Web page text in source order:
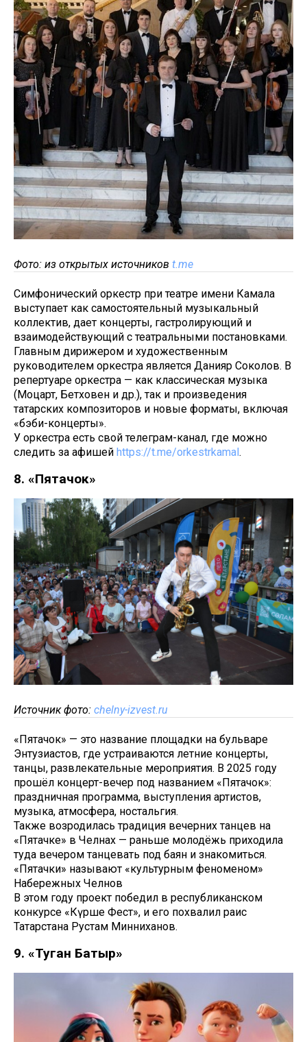
Фото: из открытых источников t.me
Симфонический оркестр при театре имени Камала
выступает как самостоятельный музыкальный
коллектив, дает концерты, гастролирующий и
взаимодействующий с театральными постановками.
Главным дирижером и художественным
руководителем оркестра является Данияр Соколов. В
репертуаре оркестра — как классическая музыка
(Моцарт, Бетховен и др.), так и произведения
татарских композиторов и новые форматы, включая
«бэби-концерты».
У оркестра есть свой телеграм-канал, где можно
следить за афишей https://t.me/orkestrkamal.
8. «Пятачок»
Источник фото: chelny-izvest.ru
«Пятачок» — это название площадки на бульваре
Энтузиастов, где устраиваются летние концерты,
танцы, развлекательные мероприятия. В 2025 году
прошёл концерт-вечер под названием «Пятачок»:
праздничная программа, выступления артистов,
музыка, атмосфера, ностальгия.
Также возродилась традиция вечерних танцев на
«Пятачке» в Челнах — раньше молодёжь приходила
туда вечером танцевать под баян и знакомиться.
«Пятачки» называют «культурным феноменом»
Набережных Челнов
В этом году проект победил в республиканском
конкурсе «Күрше Фест», и его похвалил раис
Татарстана Рустам Минниханов.
9. «Туган Батыр»